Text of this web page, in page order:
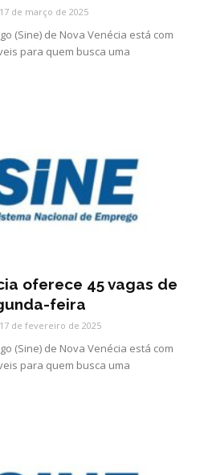
17 de março de 2025
(Sine) de Nova Venécia está com
para quem busca uma
oferece 45 vagas de
feira
17 de fevereiro de 2025
(Sine) de Nova Venécia está com
para quem busca uma